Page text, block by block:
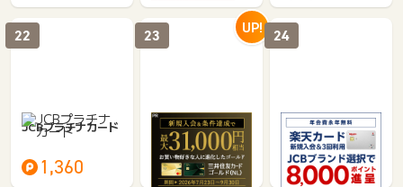
JCBプラチナカード
1,360
22
三井住友カード ゴー
ルド（NL）
5,950 8,000
23 UP!
楽天カード
476
24